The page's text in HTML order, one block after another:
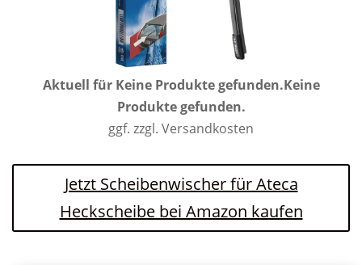
Aktuell für Keine Produkte gefunden.Keine
Produkte gefunden.
ggf. zzgl. Versandkosten
Jetzt Scheibenwischer für Ateca
Heckscheibe bei Amazon kaufen